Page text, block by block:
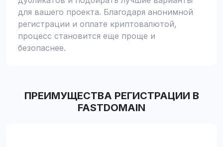
для вашего проекта. Благодаря анонимной
регистрации и оплате криптовалютой,
процесс становится еще проще и
безопаснее.
ПРЕИМУЩЕСТВА РЕГИСТРАЦИИ В
FASTDOMAIN